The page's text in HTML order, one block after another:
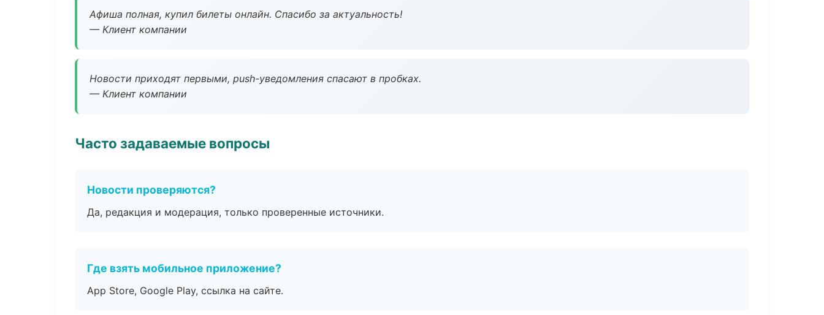
Афиша полная, купил билеты онлайн. Спасибо за актуальность!
— Клиент компании
Новости приходят первыми, push-уведомления спасают в пробках.
— Клиент компании
Часто задаваемые вопросы
Новости проверяются?
Да, редакция и модерация, только проверенные источники.
Где взять мобильное приложение?
App Store, Google Play, ссылка на сайте.